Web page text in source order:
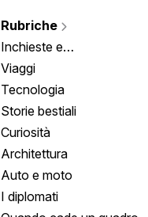
Rubriche
Inchieste e
approfondimenti
Viaggi
Tecnologia
Storie bestiali
Curiosità
Architettura
Auto e moto
I diplomati